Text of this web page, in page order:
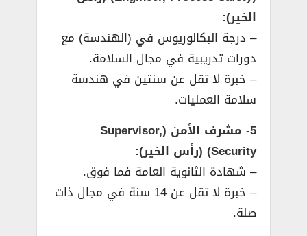
الخير):
– درجة البكالوريوس في (الهندسة) مع
دورات تدريبية في مجال السلامة.
– خبرة لا تقل عن سنتين في هندسة
سلامة العمليات.
5- مشرف الأمن (Supervisor,
Security) (رأس الخير):
– شهادة الثانوية العامة فما فوق.
– خبرة لا تقل عن 14 سنة في مجال ذات
صلة.